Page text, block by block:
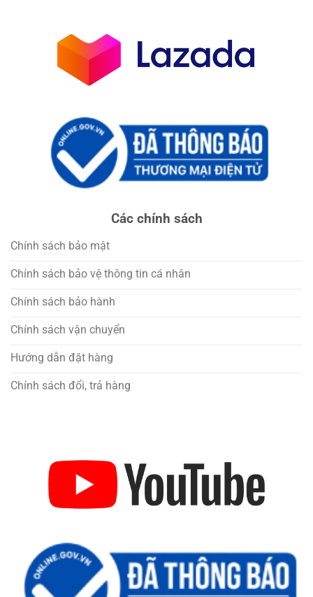
Các chính sách
Chính sách bảo mật
Chính sách bảo vệ thông tin cá nhân
Chính sách bảo hành
Chính sách vận chuyển
Hướng dẫn đặt hàng
Chính sách đổi, trả hàng